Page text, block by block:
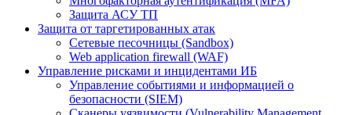
Защита АСУ ТП
Защита от таргетированных атак
Сетевые песочницы (Sandbox)
Web application firewall (WAF)
Управление рисками и инцидентами ИБ
Управление событиями и информацией о
безопасности (SIEM)